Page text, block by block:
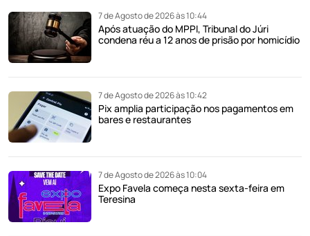
7 de Agosto de 2026 às 10:44
Após atuação do MPPI, Tribunal do Júri
condena réu a 12 anos de prisão por homicídio
7 de Agosto de 2026 às 10:42
Pix amplia participação nos pagamentos em
bares e restaurantes
7 de Agosto de 2026 às 10:04
Expo Favela começa nesta sexta-feira em
Teresina